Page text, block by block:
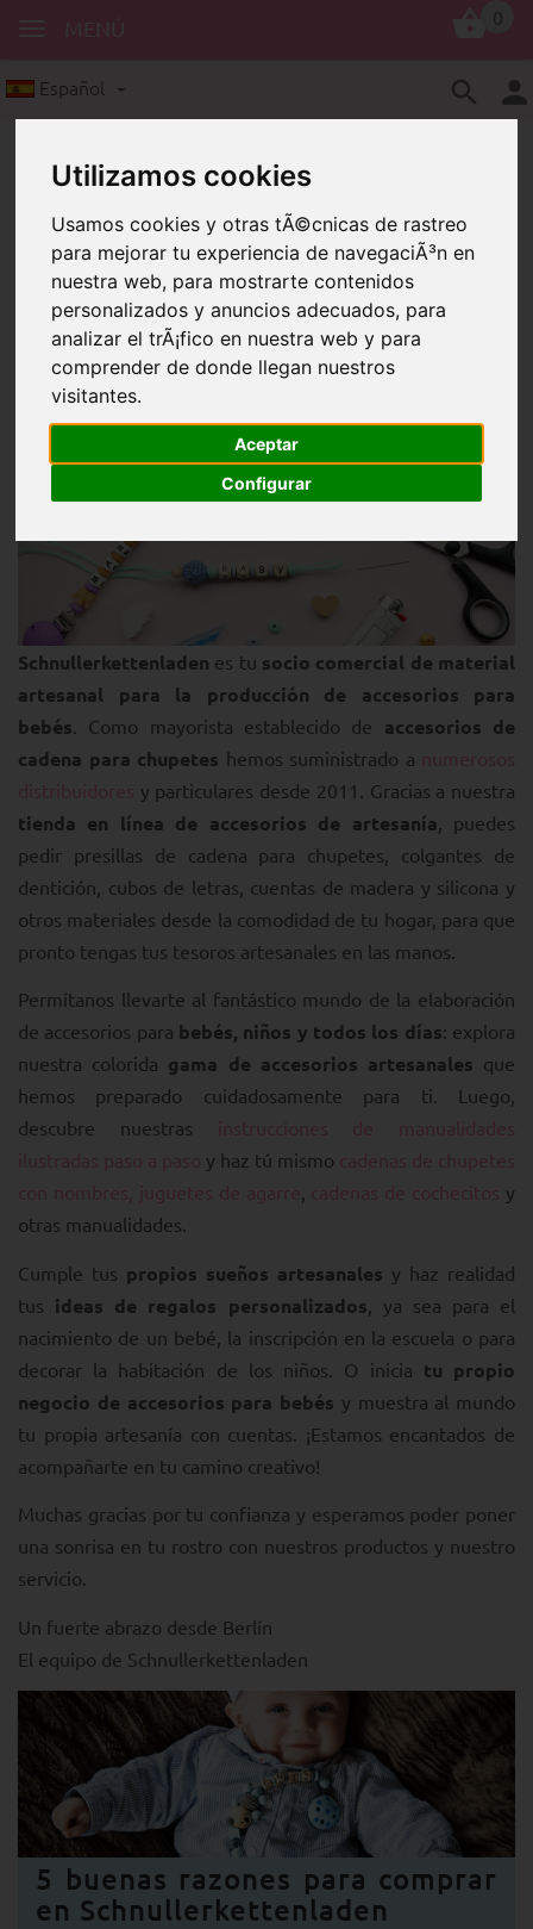
Utilizamos cookies
Usamos cookies y otras tÃ©cnicas de rastreo
para mejorar tu experiencia de navegaciÃ³n en
nuestra web, para mostrarte contenidos
personalizados y anuncios adecuados, para
analizar el trÃ¡fico en nuestra web y para
comprender de donde llegan nuestros
visitantes.
Aceptar
Configurar
Español
Sobre nosotros: Schnullerkettenladen
Sobre nosotros:
Schnullerkettenladen
Schnullerkettenladen es tu socio comercial de material
artesanal para la producción de accesorios para
bebés . Como mayorista establecido de accesorios de
cadena para chupetes hemos suministrado a
y particulares desde 2011. Gracias a nuestra
tienda en línea de accesorios de artesanía , puedes
pedir presillas de cadena para chupetes, colgantes de
dentición, cubos de letras, cuentas de madera y silicona y
otros materiales desde la comodidad de tu hogar, para que
pronto tengas tus tesoros artesanales en las manos.
Permítanos llevarte al fantástico mundo de la elaboración
de accesorios para bebés, niños y todos los días: explora
nuestra colorida gama de accesorios artesanales que
hemos preparado cuidadosamente para ti. Luego,
descubre nuestras
y haz tú mismo
,
y
otras manualidades.
Cumple tus propios sueños artesanales y haz realidad
tus ideas de regalos personalizados , ya sea para el
nacimiento de un bebé, la inscripción en la escuela o para
decorar la habitación de los niños. O inicia tu propio
negocio de accesorios para bebés y muestra al mundo
tu propia artesanía con cuentas. ¡Estamos encantados de
acompañarte en tu camino creativo!
Muchas gracias por tu confianza y esperamos poder poner
una sonrisa en tu rostro con nuestros productos y nuestro
servicio.
Un fuerte abrazo desde Berlín
El equipo de Schnullerkettenladen
5 buenas razones para comprar
en Schnullerkettenladen